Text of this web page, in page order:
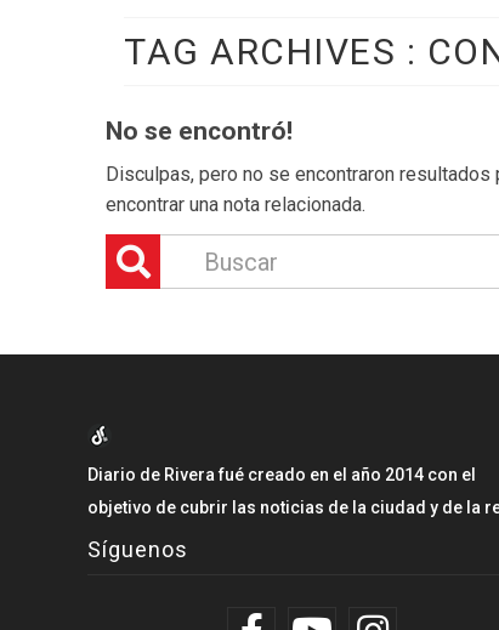
TAG ARCHIVES :
No se encontró!
Disculpas, pero no se encontraron
encontrar una nota relacionada.
Diario de Rivera fué creado en el año 2014 con el
objetivo de cubrir las noticias de la ciudad y de la
Síguenos